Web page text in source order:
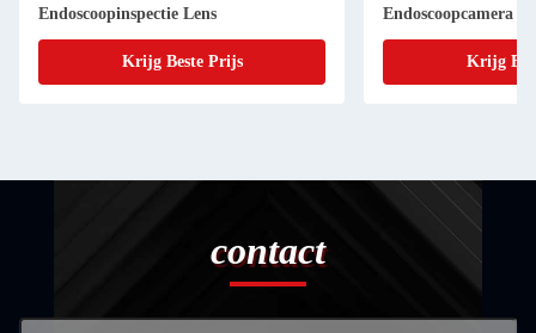
Endoscoopinspectie Lens
Krijg Beste Prijs
Endoscoopcamera
Krijg
contact